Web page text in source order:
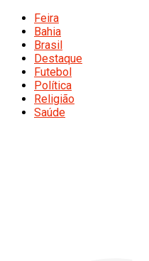
Feira
Bahia
Brasil
Destaque
Futebol
Política
Religião
Saúde